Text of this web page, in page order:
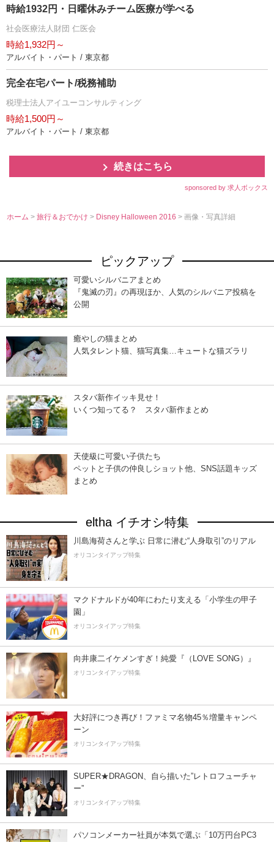
時給1932円・日曜休みチーム医療が学べる
社会医療法人財団 仁医会
時給1,932円～
アルバイト・パート / 東京都
完全在宅パート/税務補助
税理士法人アイユーコンサルティング
時給1,500円～
アルバイト・パート / 東京都
続きはこちら
sponsored by 求人ボックス
ホーム >旅行＆おでかけ> Disney Halloween 2016> 画像・写真詳細
ピックアップ
可愛いシルバニアまとめ
『鬼滅の刃』の再現ほか、人気のシルバニア投稿を
公開
癒やしの猫まとめ
人気タレント猫、猫写真集…キュートな猫ズラリ
スタバ新作イッキ見せ！
いくつ知ってる？ スタバ新作まとめ
天使級に可愛い子供たち
ペットと子供の仲良しショット他、SNS話題キッズ
まとめ
eltha イチオシ特集
川島海荷さんと学ぶ 日常に潜む“人身取引”のリアル
オリコンタイアップ特集
マクドナルドが40年にわたり支える「小学生の甲子
園」
オリコンタイアップ特集
向井康二イケメンすぎ！純愛『（LOVE SONG）』
オリコンタイアップ特集
大好評につき再び！ファミマ名物45％増量キャンペ
ーン
オリコンタイアップ特集
SUPER★DRAGON、自ら描いた”レトロフューチャ
ー”
オリコンタイアップ特集
パソコンメーカー社員が本気で選ぶ「10万円台PC3